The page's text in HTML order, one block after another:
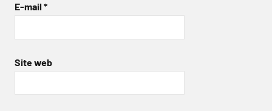
E-mail *
Site web